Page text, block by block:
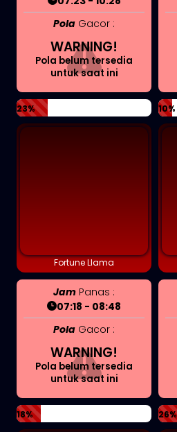
Pola Gacor :
WARNING!
Pola belum tersedia
untuk saat ini
23% 10%
Fortune Llama
Jam Panas :
07:18 - 08:48
Pola Gacor :
WARNING!
Pola belum tersedia
untuk saat ini
18% 26%